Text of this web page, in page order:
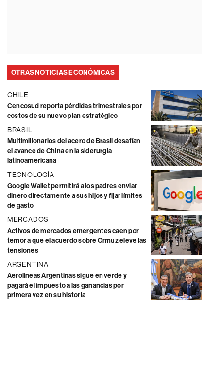
OTRAS NOTICIAS ECONÓMICAS
CHILE
Cencosud reporta pérdidas trimestrales por
costos de su nuevo plan estratégico
BRASIL
Multimillonarios del acero de Brasil desafían
el avance de China en la siderurgia
latinoamericana
TECNOLOGÍA
Google Wallet permitirá a los padres enviar
dinero directamente a sus hijos y fijar límites
de gasto
MERCADOS
Activos de mercados emergentes caen por
temor a que el acuerdo sobre Ormuz eleve las
tensiones
ARGENTINA
Aerolíneas Argentinas sigue en verde y
pagará el impuesto a las ganancias por
primera vez en su historia